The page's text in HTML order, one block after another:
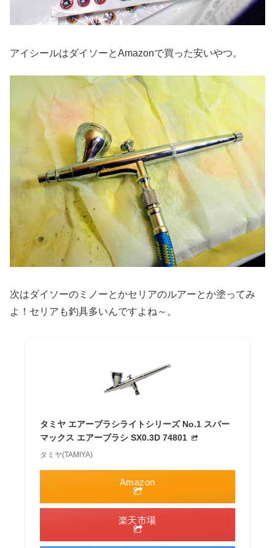
アイシールはダイソーとAmazonで買った安いやつ。
次はダイソーのミノーとかセリアのルアーとか塗ってみ
よ！セリアも釣具多いんですよね～。
タミヤ エアーブラシライトシリーズ No.1 スパー
マックス エアーブラシ SX0.3D 74801
タミヤ(TAMIYA)
Amazon
楽天市場